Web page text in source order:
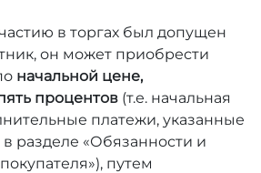
в торгах был допущен
он может приобрести
начальной цене,
процентов (т.е. начальная
платежи, указанные
в разделе «Обязанности и
путем